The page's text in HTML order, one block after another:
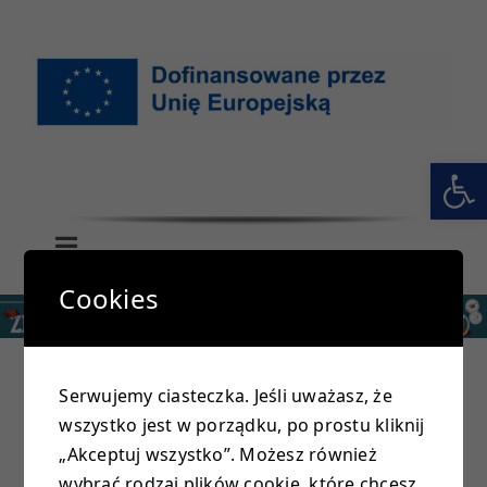
zawartości
Toggle
Navigation
GŁÓWNA
PRZEDSZKOLE
Cookies
Serwujemy ciasteczka. Jeśli uważasz, że
wszystko jest w porządku, po prostu kliknij
„Akceptuj wszystko”. Możesz również